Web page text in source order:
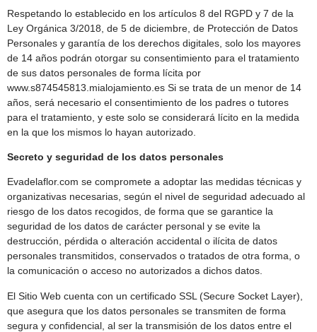
Respetando lo establecido en los artículos 8 del RGPD y 7 de la
Ley Orgánica 3/2018, de 5 de diciembre, de Protección de Datos
Personales y garantía de los derechos digitales, solo los mayores
de 14 años podrán otorgar su consentimiento para el tratamiento
de sus datos personales de forma lícita por
www.s874545813.mialojamiento.es Si se trata de un menor de 14
años, será necesario el consentimiento de los padres o tutores
para el tratamiento, y este solo se considerará lícito en la medida
en la que los mismos lo hayan autorizado.
Secreto y seguridad de los datos personales
Evadelaflor.com se compromete a adoptar las medidas técnicas y
organizativas necesarias, según el nivel de seguridad adecuado al
riesgo de los datos recogidos, de forma que se garantice la
seguridad de los datos de carácter personal y se evite la
destrucción, pérdida o alteración accidental o ilícita de datos
personales transmitidos, conservados o tratados de otra forma, o
la comunicación o acceso no autorizados a dichos datos.
El Sitio Web cuenta con un certificado SSL (Secure Socket Layer),
que asegura que los datos personales se transmiten de forma
segura y confidencial, al ser la transmisión de los datos entre el